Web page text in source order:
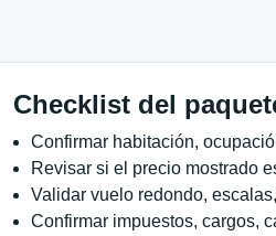
Checklist del
Confirmar habitación,
Revisar si el precio mostrado
Validar vuelo redondo,
Confirmar impuestos, cargos,